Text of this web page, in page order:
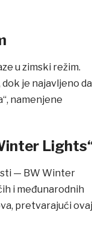
u zimski režim.
je najavljeno da
namenjene
— BW Winter
i međunarodnih
pretvarajući ovaj